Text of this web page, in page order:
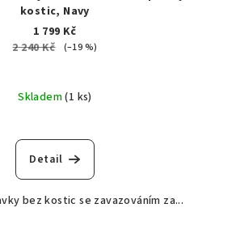
kostic, Navy
1 799 Kč
2 240 Kč
(–19 %)
Skladem(1 ks)
Detail
bez kostic se zavazováním za...